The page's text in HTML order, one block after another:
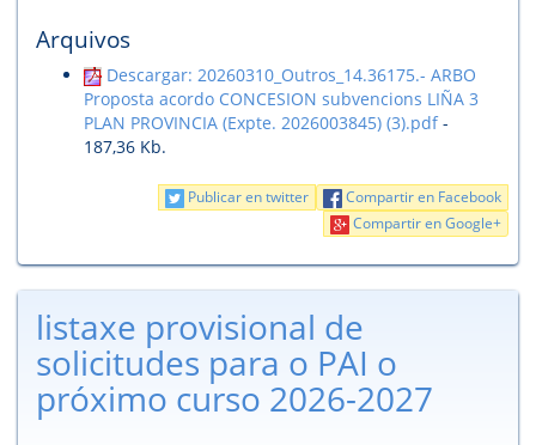
Arquivos
Descargar: 20260310_Outros_14.36175.- ARBO
Proposta acordo CONCESION subvencions LIÑA 3
PLAN PROVINCIA (Expte. 2026003845) (3).pdf-
187,36 Kb.
Compartir en Facebook
Publicar en twitter
Compartir en Google+
listaxe provisional de
solicitudes para o PAI o
próximo curso 2026-2027